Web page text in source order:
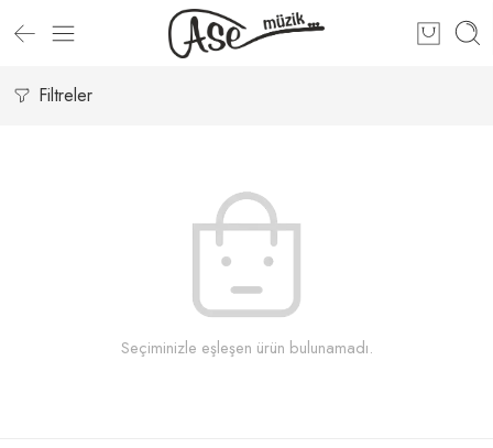
Filtreler
Seçiminizle eşleşen ürün bulunamadı.